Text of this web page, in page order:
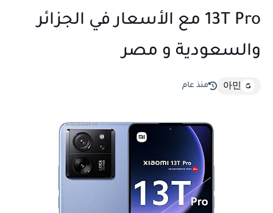
13T Pro مع الأسعار في الجزائر
والسعودية و مصر
아민 منذ عام